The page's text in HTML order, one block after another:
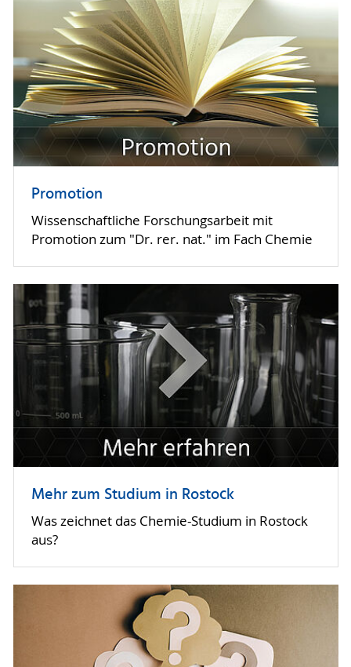
Promotion
Wissenschaftliche Forschungs­arbeit mit
Promotion zum "Dr. rer. nat." im Fach Chemie
Mehr zum Studium in Rostock
Was zeichnet das Chemie-Studium in Rostock
aus?